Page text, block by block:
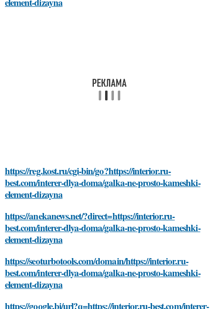
https://reg.kost.ru/cgi-bin/go?https://interior.ru-
best.com/interer-dlya-doma/galka-ne-prosto-kameshki-
element-dizayna
https://anekanews.net/?direct=https://interior.ru-
best.com/interer-dlya-doma/galka-ne-prosto-kameshki-
element-dizayna
https://seoturbotools.com/domain/https://interior.ru-
best.com/interer-dlya-doma/galka-ne-prosto-kameshki-
element-dizayna
https://google.bi/url?q=https://interior.ru-best.com/interer-